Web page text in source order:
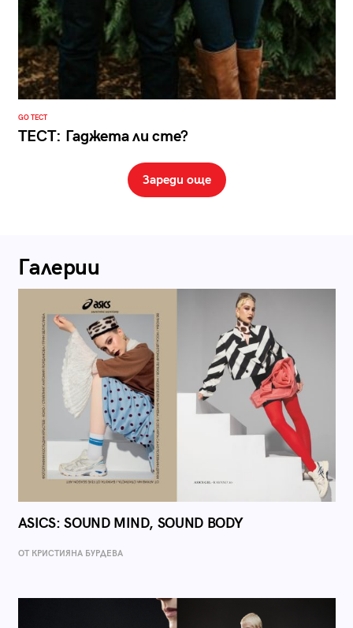
GO ТЕСТ
ТЕСТ: Гаджета ли сте?
Зареди още
Галерии
ASICS: SOUND MIND, SOUND BODY
ОТ КРИСТИЯНА БУРДЕВА